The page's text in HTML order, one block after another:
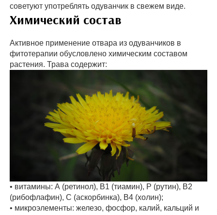
советуют употреблять одуванчик в свежем виде.
Химический состав
Активное применение отвара из одуванчиков в
фитотерапии обусловлено химическим составом
растения. Трава содержит:
• витамины: А (ретинол), В1 (тиамин), Р (рутин), В2
(рибофлафин), С (аскорбинка), В4 (холин);
• микроэлементы: железо, фосфор, калий, кальций и